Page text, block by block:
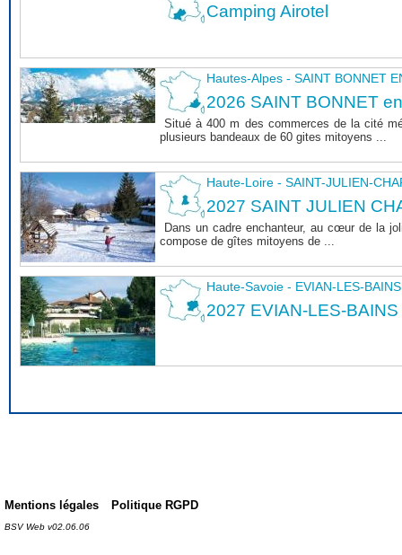
Camping Airotel
Hautes-Alpes - SAINT BONNET
2026 SAINT BONNET
Situé à 400 m des commerces de la cité
plusieurs bandeaux de 60 gites mitoyens ...
Haute-Loire - SAINT-JULIEN-
2027 SAINT JULIEN
Dans un cadre enchanteur, au cœur de la
compose de gîtes mitoyens de ...
Haute-Savoie - EVIAN-LES-BAINS
2027 EVIAN-LES-BAINS
Mentions légales Politique RGPD
BSV Web v02.06.06